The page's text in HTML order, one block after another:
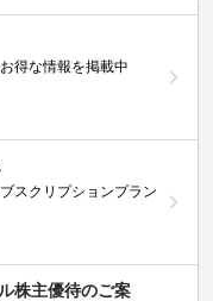
得な情報を掲載中
スクリプションプラン
株主優待のご案